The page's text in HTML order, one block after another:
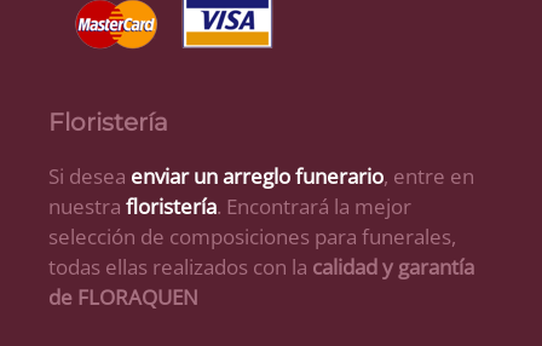
Floristería
Si desea enviar un arreglo funerario, entre en
nuestra floristería. Encontrará la mejor
selección de composiciones para funerales,
todas ellas realizados con la calidad y garantía
de FLORAQUEN